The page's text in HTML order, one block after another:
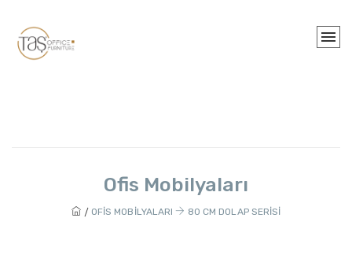
Ofis Mobilyaları
OFIS MOBILYALARI 80 CM DOLAP SERISI